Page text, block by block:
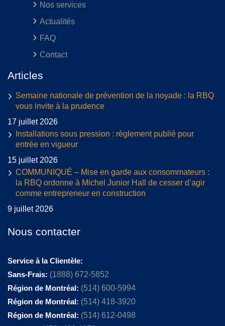
Nos services
Actualités
FAQ
Contact
Articles
Semaine nationale de prévention de la noyade : la RBQ
vous invite à la prudence
17 juillet 2026
Installations sous pression : règlement publié pour
entrée en vigueur
15 juillet 2026
COMMUNIQUÉ – Mise en garde aux consommateurs :
la RBQ ordonne à Michel Junior Hall de cesser d’agir
comme entrepreneur en construction
9 juillet 2026
Nous contacter
Service à la Clientèle:
Sans-Frais: (1888) 672-5852
Région de Montréal: (514) 600-5994
Région de Montréal: (514) 418-3920
Région de Montréal: (514) 612-0498